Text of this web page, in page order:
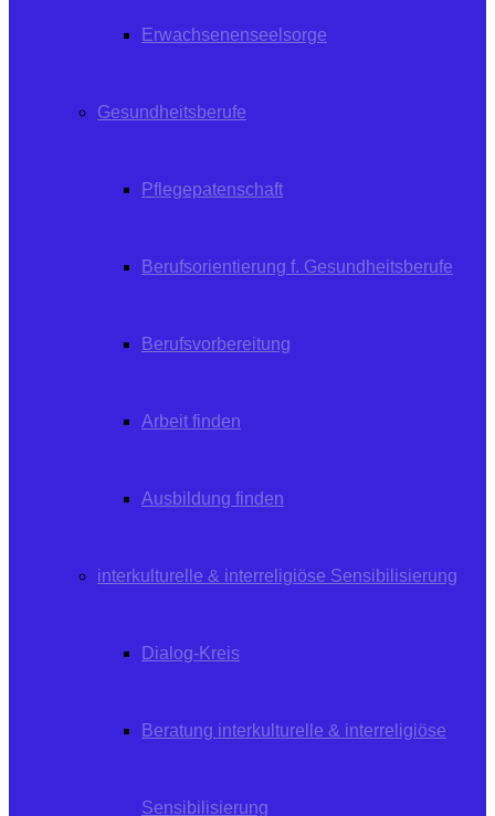
Erwachsenenseelsorge
Gesundheitsberufe
Pflegepatenschaft
Berufsorientierung f. Gesundheitsberufe
Berufsvorbereitung
Arbeit finden
Ausbildung finden
interkulturelle & interreligiöse Sensibilisierung
Dialog-Kreis
Beratung interkulturelle & interreligiöse
Sensibilisierung